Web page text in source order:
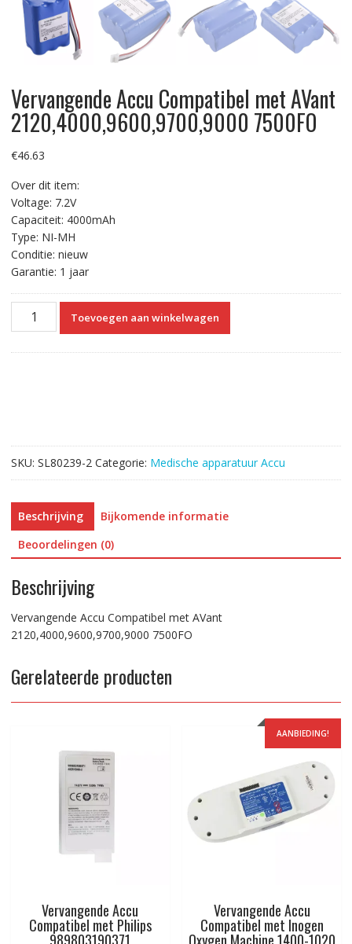
Vervangende Accu Compatibel met AVant
2120,4000,9600,9700,9000 7500FO
€46.63
Over dit item:
Voltage: 7.2V
Capaciteit: 4000mAh
Type: NI-MH
Conditie: nieuw
Garantie: 1 jaar
Vervangende
Accu
Toevoegen aan winkelwagen
SKU: SL80239-2 Categorie: Medische apparatuur Accu
Beschrijving
Bijkomende informatie
Beoordelingen (0)
Beschrijving
Vervangende Accu Compatibel met AVant
2120,4000,9600,9700,9000 7500FO
Gerelateerde producten
Vervangende Accu
Compatibel met Philips
AANBIEDING!
Vervangende Accu
Compatibel met Inogen